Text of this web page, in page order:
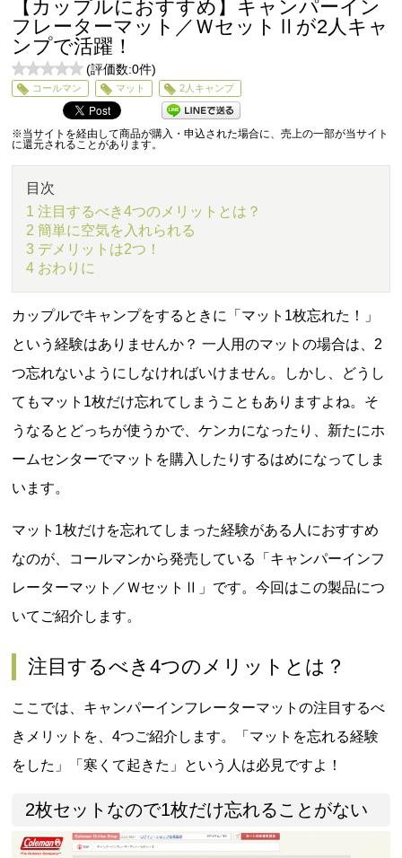
【カップルにおすすめ】キャンパーイン
フレーターマット／ＷセットⅡが2人キャ
ンプで活躍！
0
5
(評価数:0件)
コールマン マット 2人キャンプ
※当サイトを経由して商品が購入・申込された場合に、売上の一部が当サイト
に還元されることがあります。
目次
1 注目するべき4つのメリットとは？
2 簡単に空気を入れられる
3 デメリットは2つ！
4 おわりに
カップルでキャンプをするときに「マット1枚忘れた！」
という経験はありませんか？ 一人用のマットの場合は、2
つ忘れないようにしなければいけません。しかし、どうし
てもマット1枚だけ忘れてしまうこともありますよね。そ
うなるとどっちが使うかで、ケンカになったり、新たにホ
ームセンターでマットを購入したりするはめになってしま
います。
マット1枚だけを忘れてしまった経験がある人におすすめ
なのが、コールマンから発売している「キャンパーインフ
レーターマット／ＷセットⅡ」です。今回はこの製品につ
いてご紹介します。
注目するべき4つのメリットとは？
ここでは、キャンパーインフレーターマットの注目するべ
きメリットを、4つご紹介します。「マットを忘れる経験
をした」「寒くて起きた」という人は必見ですよ！
2枚セットなので1枚だけ忘れることがない